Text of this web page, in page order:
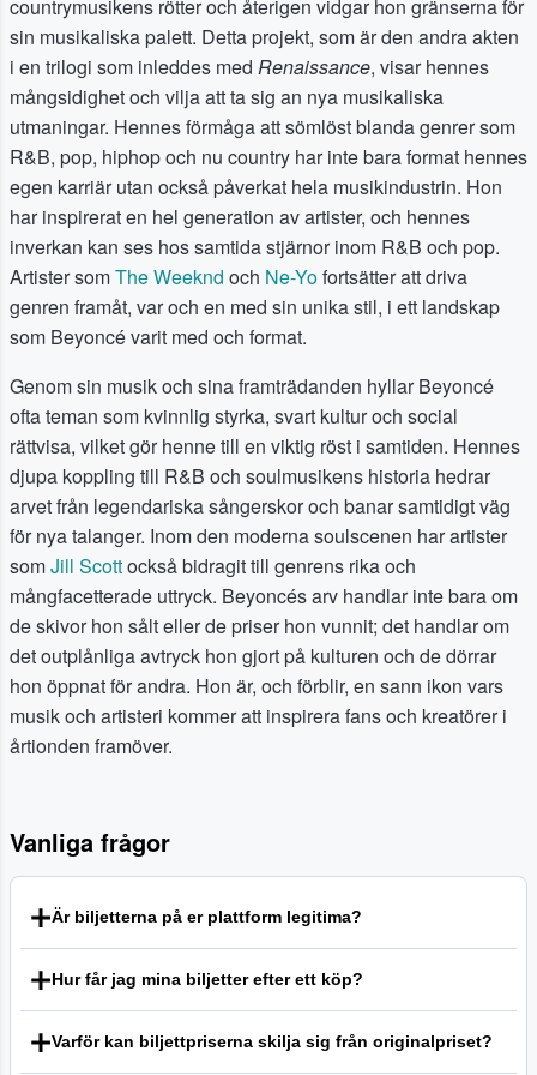
countrymusikens rötter och återigen vidgar hon gränserna för
sin musikaliska palett. Detta projekt, som är den andra akten
i en trilogi som inleddes med Renaissance, visar hennes
mångsidighet och vilja att ta sig an nya musikaliska
utmaningar. Hennes förmåga att sömlöst blanda genrer som
R&B, pop, hiphop och nu country har inte bara format hennes
egen karriär utan också påverkat hela musikindustrin. Hon
har inspirerat en hel generation av artister, och hennes
inverkan kan ses hos samtida stjärnor inom R&B och pop.
Artister somThe Weeknd och Ne-Yofortsätter att driva
genren framåt, var och en med sin unika stil, i ett landskap
som Beyoncé varit med och format.
Genom sin musik och sina framträdanden hyllar Beyoncé
ofta teman som kvinnlig styrka, svart kultur och social
rättvisa, vilket gör henne till en viktig röst i samtiden. Hennes
djupa koppling till R&B och soulmusikens historia hedrar
arvet från legendariska sångerskor och banar samtidigt väg
för nya talanger. Inom den moderna soulscenen har artister
somJill Scottockså bidragit till genrens rika och
mångfacetterade uttryck. Beyoncés arv handlar inte bara om
de skivor hon sålt eller de priser hon vunnit; det handlar om
det outplånliga avtryck hon gjort på kulturen och de dörrar
hon öppnat för andra. Hon är, och förblir, en sann ikon vars
musik och artisteri kommer att inspirera fans och kreatörer i
årtionden framöver.
Vanliga frågor
Är biljetterna på er plattform legitima?
för fans att köpa och sälja biljetter. Varje kvalificerad
beställning på vår plattform backas upp av vår garanti,
som är utformad för att säkerställa att biljetterna är giltiga
Hur får jag mina biljetter efter ett köp?
evenemang och säljarens val. De vanligaste metoderna
Varför kan biljettpriserna skilja sig från originalpriset?